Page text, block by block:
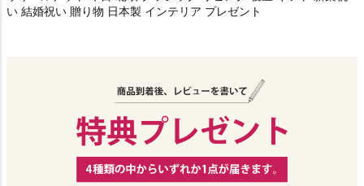
い 結婚祝い 贈り物 日本製 インテリア プレゼント